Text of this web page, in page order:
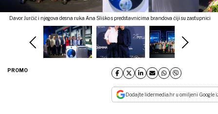
Davor Jurčić i njegova desna ruka Ana Sliško s predstavnicima brandova čiji su zastupnici
PROMO
Dodajte lidermedia.hr u omiljeni Google